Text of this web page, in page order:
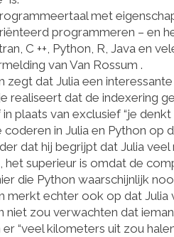
met
programmeren – en
C ++, Python, R, Java en
van Van Rossum .
zegt dat Julia een
realiseert dat de indexering
in plaats van exclusief “je
in Julia en Python op
dat hij begrijpt dat Julia veel
het superieur is omdat de
die Python waarschijnlijk
merkt echter ook op dat
niet zou verwachten dat
“veel kilometers uit zou